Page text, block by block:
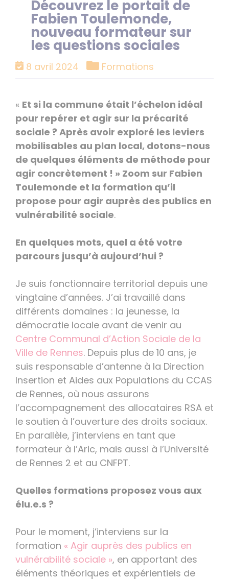
Découvrez le portait de
Fabien Toulemonde,
nouveau formateur sur
les questions sociales
8 avril 2024 Catégories
Formations
« Et si la commune était l’échelon idéal
pour repérer et agir sur la précarité
sociale ? Après avoir exploré les leviers
mobilisables au plan local, dotons-nous
de quelques éléments de méthode pour
agir concrètement ! » Zoom sur Fabien
Toulemonde et la formation qu’il
propose pour agir auprès des publics en
vulnérabilité sociale.
En quelques mots, quel a été votre
parcours jusqu’à aujourd’hui ?
Je suis fonctionnaire territorial depuis une
vingtaine d’années. J’ai travaillé dans
différents domaines : la jeunesse, la
démocratie locale avant de venir au
Centre Communal d’Action Sociale de la
Ville de Rennes. Depuis plus de 10 ans, je
suis responsable d’antenne à la Direction
Insertion et Aides aux Populations du CCAS
de Rennes, où nous assurons
l’accompagnement des allocataires RSA et
le soutien à l’ouverture des droits sociaux.
En parallèle, j’interviens en tant que
formateur à l’Aric, mais aussi à l’Université
de Rennes 2 et au CNFPT.
Quelles formations proposez vous aux
élu.e.s ?
Pour le moment, j’interviens sur la
formation « Agir auprès des publics en
vulnérabilité sociale », en apportant des
éléments théoriques et expérientiels de